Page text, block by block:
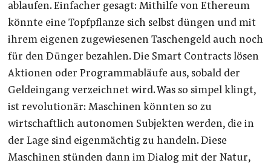
ablaufen. Einfacher gesagt: Mithilfe von Ethereum
könnte eine Topfpflanze sich selbst düngen und mit
ihrem eigenen zugewiesenen Taschengeld auch noch
für den Dünger bezahlen. Die Smart Contracts lösen
Aktionen oder Programmabläufe aus, sobald der
Geldeingang verzeichnet wird. Was so simpel klingt,
ist revolutionär: Maschinen könnten so zu
wirtschaftlich autonomen Subjekten werden, die in
der Lage sind eigenmächtig zu handeln. Diese
Maschinen stünden dann im Dialog mit der Natur,